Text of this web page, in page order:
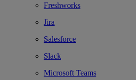
Freshworks
Jira
Salesforce
Slack
Microsoft Teams